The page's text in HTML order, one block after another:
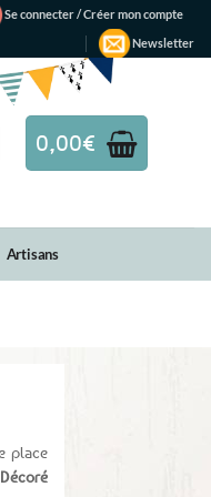
Se connecter / Créer mon compte
Newsletter
0,00€
Artisans
place
Décoré